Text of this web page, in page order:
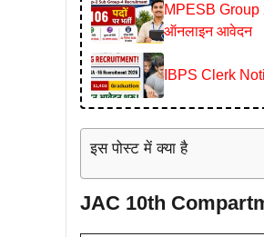
MPESB Group
ऑनलाइन आवेदन
IBPS Clerk
इस पोस्ट में क्या है
JAC 10th